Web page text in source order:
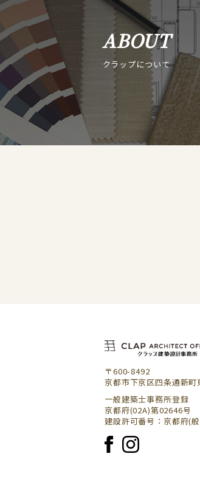
ABOUT
クラップについて
〒600-8492
京都市下京区四条通新
一般建築士事務所登録
京都府(02A)第02646号
建設許可番号：京都府(